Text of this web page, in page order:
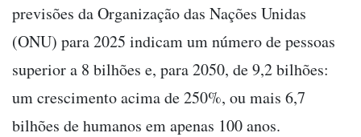
previsões da Organização das Nações Unidas
(ONU) para 2025 indicam um número de pessoas
superior a 8 bilhões e, para 2050, de 9,2 bilhões:
um crescimento acima de 250%, ou mais 6,7
bilhões de humanos em apenas 100 anos.